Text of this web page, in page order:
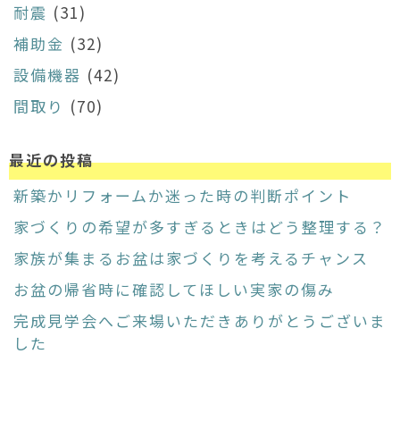
耐震 (31)
補助金 (32)
設備機器 (42)
間取り (70)
最近の投稿
新築かリフォームか迷った時の判断ポイント
家づくりの希望が多すぎるときはどう整理する？
家族が集まるお盆は家づくりを考えるチャンス
お盆の帰省時に確認してほしい実家の傷み
完成見学会へご来場いただきありがとうございま
した